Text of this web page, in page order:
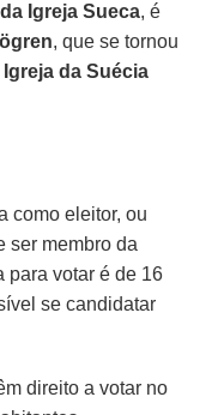
Igreja Sueca, é
, que se tornou
Igreja da Suécia
como eleitor, ou
ser membro da
para votar é de 16
se candidatar
direito a votar no